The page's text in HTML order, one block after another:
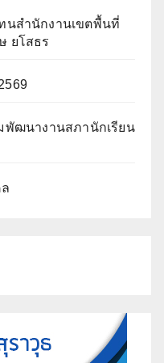
นสำนักงานเขตพื้นที่
ยโสธร
พัฒนางานสภานักเรียน